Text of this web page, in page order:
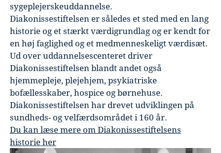
sygeplejerskeuddannelse.
Diakonissestiftelsen er således et sted med en lang
historie og et stærkt værdigrundlag og er kendt for
en høj faglighed og et medmenneskeligt værdisæt.
Ud over uddannelsescenteret driver
Diakonissestiftelsen blandt andet også
hjemmepleje, plejehjem, psykiatriske
bofællesskaber, hospice og børnehuse.
Diakonissestiftelsen har drevet udviklingen på
sundheds- og velfærdsområdet i 160 år.
Du kan læse mere om Diakonissestiftelsens
historie her